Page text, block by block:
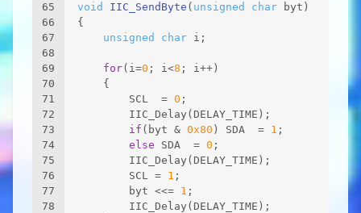
65
66
67
68
69
70
71
72
73
74
75
76
77
78
void IIC_SendByte ( unsigned char byt)
{
unsigned
char i;
for(i=0 ; i<8 ; i++)
    {
        SCL  =
0 ;
        IIC_Delay(DELAY_TIME);
if (byt & 0x80 ) SDA  = 1 ;
else SDA  = 0 ;
        IIC_Delay(DELAY_TIME);
        SCL =
1 ;
        byt <<=
1 ;
        IIC_Delay(DELAY_TIME);